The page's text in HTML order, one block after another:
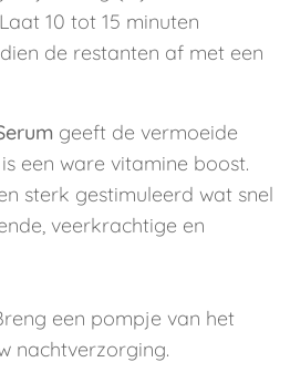
10 tot 15 minuten
de restanten af met een
geeft de vermoeide
een ware vitamine boost.
sterk gestimuleerd wat snel
veerkrachtige en
een pompje van het
nachtverzorging.